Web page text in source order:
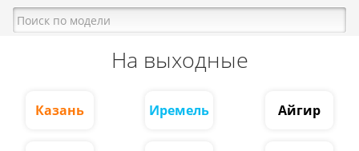
На выходные
Казань Иремель Айгир